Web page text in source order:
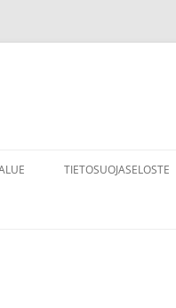
TIETOSUOJASELOSTE